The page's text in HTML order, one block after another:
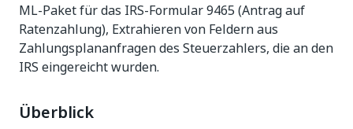
ML-Paket für das IRS-Formular 9465 (Antrag auf
Ratenzahlung), Extrahieren von Feldern aus
Zahlungsplananfragen des Steuerzahlers, die an den
IRS eingereicht wurden.
Überblick